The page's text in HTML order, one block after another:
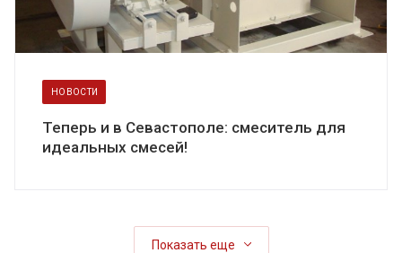
НОВОСТИ
Теперь и в Севастополе: смеситель для
идеальных смесей!
Показать еще